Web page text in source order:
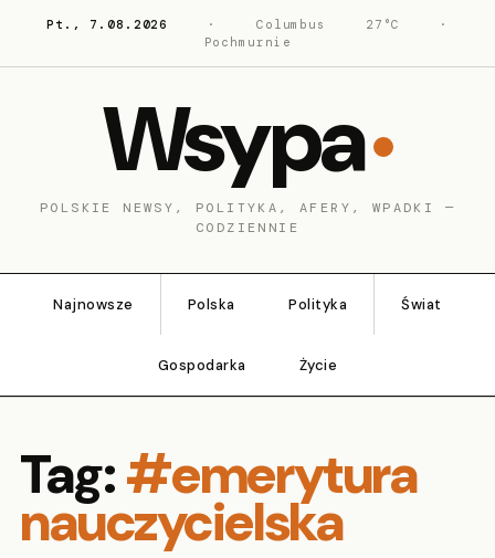
Pt., 7.08.2026 · Columbus 27°C
·
Pochmurnie
Wsypa
POLSKIE NEWSY, POLITYKA, AFERY, WPADKI —
CODZIENNIE
Najnowsze Polska Polityka Świat
Gospodarka Życie
Tag:#emerytura
nauczycielska